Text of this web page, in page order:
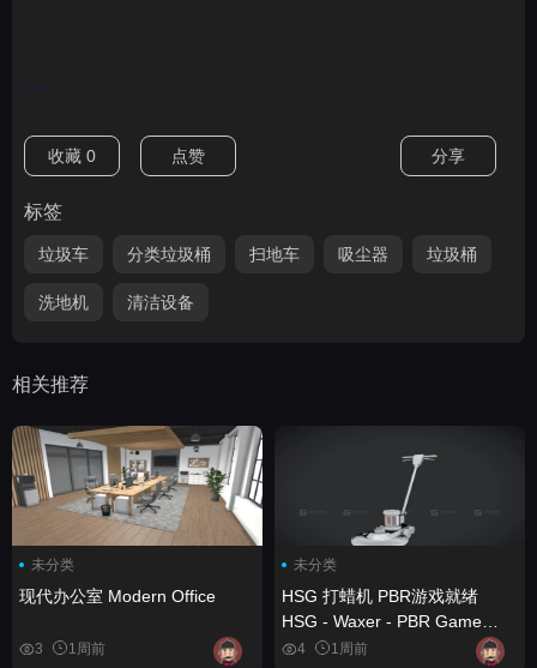
收藏 0 点赞 分享
标签
垃圾车 分类垃圾桶 扫地车 吸尘器 垃圾桶
洗地机 清洁设备
相关推荐
未分类
现代办公室 Modern Office
3 1周前
未分类
HSG 打蜡机 PBR游戏就绪
HSG - Waxer - PBR Game
Ready
4 1周前